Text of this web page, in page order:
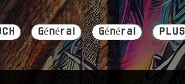
Général Général PLUS